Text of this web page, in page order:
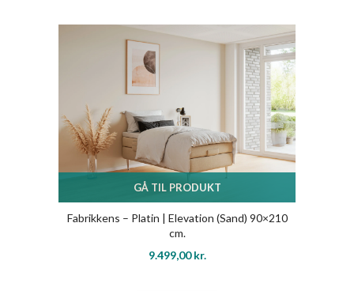
GÅ TIL PRODUKT
Fabrikkens – Platin | Elevation (Sand) 90×210
cm.
9.499,00kr.